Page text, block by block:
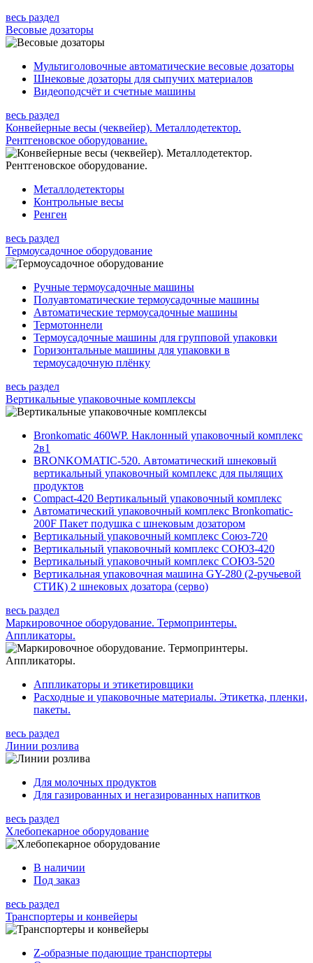
весь раздел
Весовые дозаторы
Мультиголовочные автоматические весовые дозаторы
Шнековые дозаторы для сыпучих материалов
Видеоподсчёт и счетные машины
весь раздел
Конвейерные весы (чеквейер). Металлодетектор.
Рентгеновское оборудование.
Металлодетекторы
Контрольные весы
Ренген
весь раздел
Термоусадочное оборудование
Ручные термоусадочные машины
Полуавтоматические термоусадочные машины
Автоматические термоусадочные машины
Термотоннели
Термоусадочные машины для групповой упаковки
Горизонтальные машины для упаковки в
термоусадочную плёнку
весь раздел
Вертикальные упаковочные комплексы
Bronkomatic 460WP. Наклонный упаковочный комплекс
2в1
BRONKOMATIC-520. Автоматический шнековый
вертикальный упаковочный комплекс для пылящих
продуктов
Compact-420 Вертикальный упаковочный комплекс
Автоматический упаковочный комплекс Bronkomatic-
200F Пакет подушка с шнековым дозатором
Вертикальный упаковочный комплекс Союз-720
Вертикальный упаковочный комплекс СОЮЗ-420
Вертикальный упаковочный комплекс СОЮЗ-520
Вертикальная упаковочная машина GY-280 (2-ручьевой
СТИК) 2 шнековых дозатора (серво)
весь раздел
Маркировочное оборудование. Термопринтеры.
Аппликаторы.
Аппликаторы и этикетировщики
Расходные и упаковочные материалы. Этикетка, пленки,
пакеты.
весь раздел
Линии розлива
Для молочных продуктов
Для газированных и негазированных напитков
весь раздел
Хлебопекарное оборудование
В наличии
Под заказ
весь раздел
Транспортеры и конвейеры
Z-образные подающие транспортеры